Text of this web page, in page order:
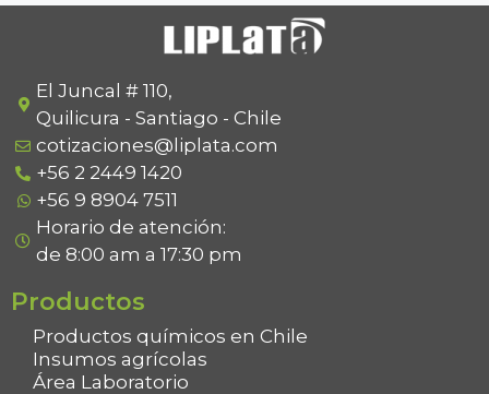
0
o
u
t
El Juncal # 110,
Quilicura - Santiago - Chile
cotizaciones@liplata.com
+56 2 2449 1420
+56 9 8904 7511
Horario de atención:
de 8:00 am a 17:30 pm
Productos
Productos químicos en Chile
Insumos agrícolas
Área Laboratorio